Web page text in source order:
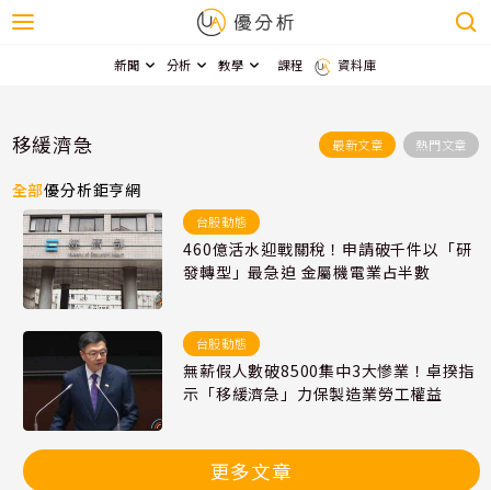
新聞 分析 教學 課程 資料庫
移緩濟急 最新文章 熱門文章
全部優分析鉅亨網
台股動態
460億活水迎戰關稅！申請破千件以「研
發轉型」最急迫 金屬機電業占半數
台股動態
無薪假人數破8500集中3大慘業！卓揆指
示「移緩濟急」力保製造業勞工權益
更多文章